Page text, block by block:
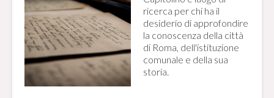
ricerca per chi ha il
desiderio di approfondire
la conoscenza della città
di Roma, dell'istituzione
comunale e della sua
storia.